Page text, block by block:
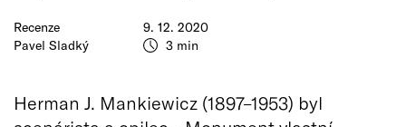
Recenze
Pavel Sladký
9. 12. 2020
3 min
Herman J. Mankiewicz (1897–1953) byl